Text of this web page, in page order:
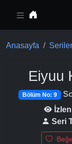
Anasayfa Seriler
Eiyuu
Bölüm No: 9
Seri